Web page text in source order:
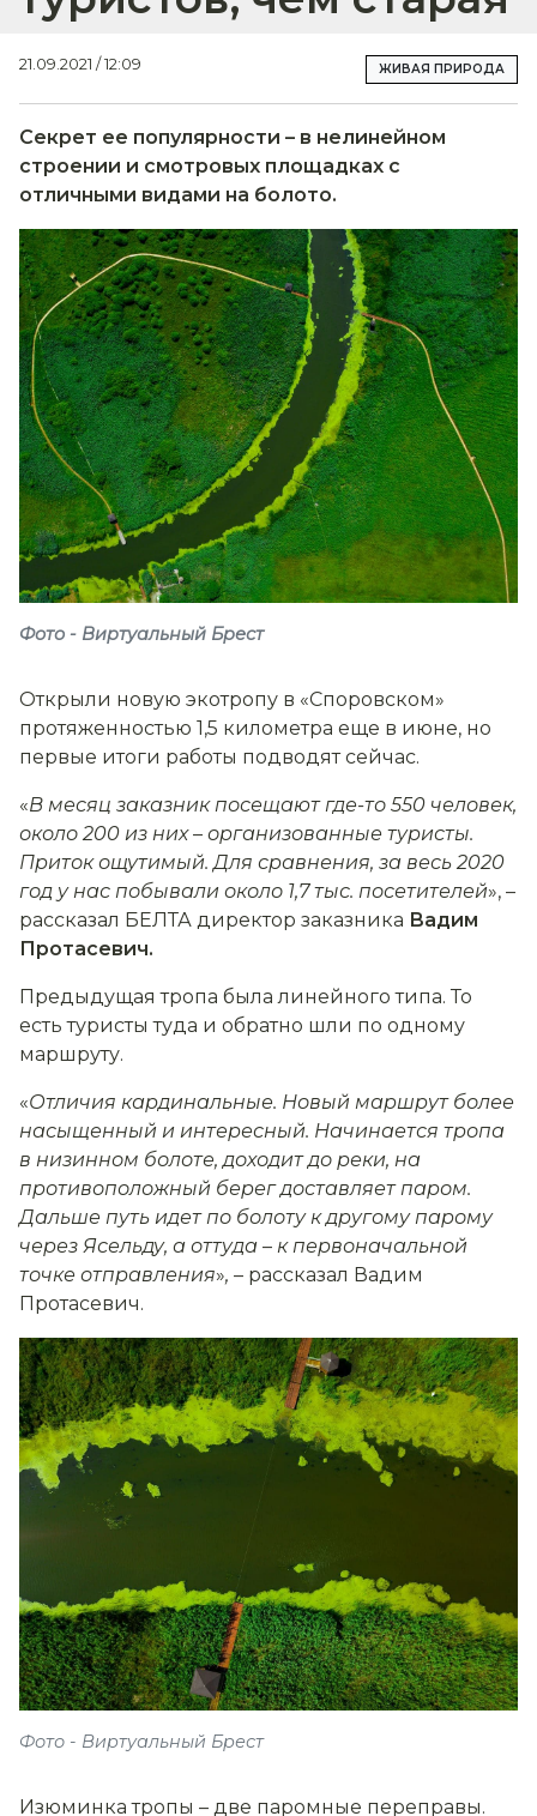
21.09.2021 / 12:09 ЖИВАЯ ПРИРОДА
Секрет ее популярности – в нелинейном
строении и смотровых площадках с
отличными видами на болото.
Фото - Виртуальный Брест
Открыли новую экотропу в «Споровском»
протяженностью 1,5 километра еще в июне, но
первые итоги работы подводят сейчас.
«В месяц заказник посещают где-то 550 человек,
около 200 из них– организованные туристы.
Приток ощутимый. Для сравнения, за весь 2020
год у нас побывали около 1,7 тыс. посетителей», –
рассказал БЕЛТА директор заказника Вадим
Протасевич.
Предыдущая тропа была линейного типа. То
есть туристы туда и обратно шли по одному
маршруту.
«Отличия кардинальные. Новый маршрут более
насыщенный и интересный. Начинается тропа
в низинном болоте, доходит до реки, на
противоположный берег доставляет паром.
Дальше путь идет по болоту к другому парому
через Ясельду, а оттуда – к первоначальной
точке отправления», – рассказал Вадим
Протасевич.
Фото - Виртуальный Брест
Изюминка тропы – две паромные переправы.